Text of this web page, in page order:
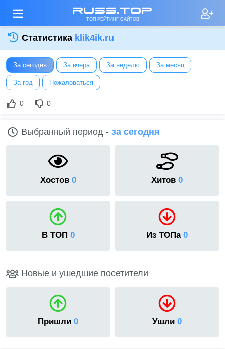
russ.top
ТОП РЕЙТИНГ САЙТОВ
Статистика klik4ik.ru
За сегодня За вчера За неделю За месяц
За год Пожаловаться
0 0
Выбранный период - за сегодня
Хостов 0 Хитов 0
В ТОП 0 Из ТОПа 0
Новые и ушедшие посетители
Пришли 0 Ушли 0